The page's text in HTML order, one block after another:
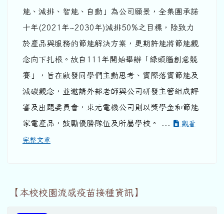
能、減排、智能、自動」為公司願景，全集團承諾
十年(2021年~2030年)減排50%之目標，除致力
於產品與服務的節能解決方案，更期許能將節能觀
念向下扎根。故自111年開始舉辦「綠頭腦創意競
賽」，旨在啟發同學們主動思考、實際落實節能及
減碳觀念，並邀請外部老師與公司研發主管組成評
審及出題委員會，東元電機公司則以獎學金和節能
家電產品，鼓勵優勝隊伍及所屬學校。 ...
觀看
完整文章
【本校校園流感疫苗接種資訊】